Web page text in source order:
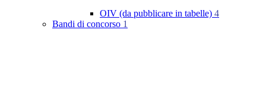
OIV (da pubblicare in tabelle) 4
Bandi di concorso 1